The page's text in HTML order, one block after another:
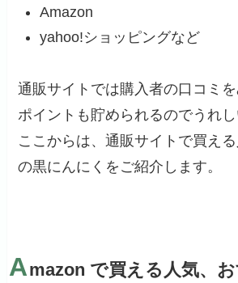
Amazon
yahoo!ショッピングなど
通販サイトでは購入者の口コミを
ポイントも貯められるのでうれし
ここからは、通販サイトで買え
の黒にんにくをご紹介します。
Amazon で買える人気、